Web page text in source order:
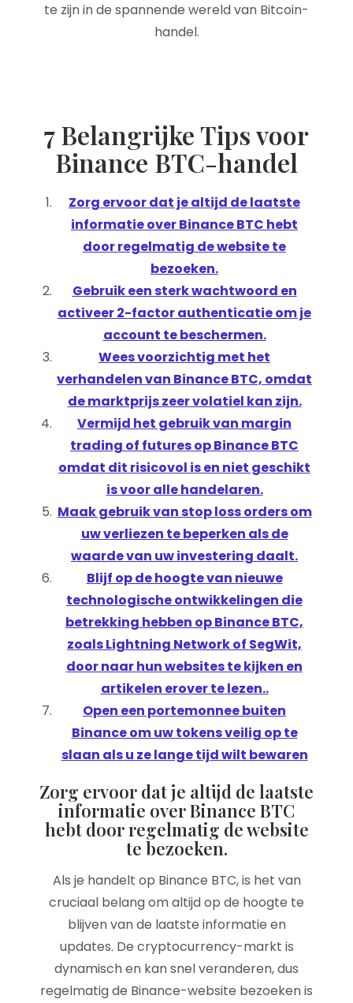
te zijn in de spannende wereld van Bitcoin-
handel.
7 Belangrijke Tips voor
Binance BTC-handel
Zorg ervoor dat je altijd de laatste
informatie over Binance BTC hebt
door regelmatig de website te
bezoeken.
Gebruik een sterk wachtwoord en
activeer 2-factor authenticatie om je
account te beschermen.
Wees voorzichtig met het
verhandelen van Binance BTC, omdat
de marktprijs zeer volatiel kan zijn.
Vermijd het gebruik van margin
trading of futures op Binance BTC
omdat dit risicovol is en niet geschikt
is voor alle handelaren.
Maak gebruik van stop loss orders om
uw verliezen te beperken als de
waarde van uw investering daalt.
Blijf op de hoogte van nieuwe
technologische ontwikkelingen die
betrekking hebben op Binance BTC,
zoals Lightning Network of SegWit,
door naar hun websites te kijken en
artikelen erover te lezen..
Open een portemonnee buiten
Binance om uw tokens veilig op te
slaan als u ze lange tijd wilt bewaren
Zorg ervoor dat je altijd de laatste
informatie over Binance BTC
hebt door regelmatig de website
te bezoeken.
Als je handelt op Binance BTC, is het van
cruciaal belang om altijd op de hoogte te
blijven van de laatste informatie en
updates. De cryptocurrency-markt is
dynamisch en kan snel veranderen, dus
regelmatig de Binance-website bezoeken is